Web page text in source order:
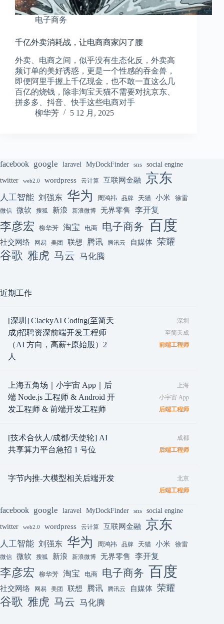
电子商务
千亿外卖消耗战，让电商商家闪了腰
外卖、电商之间，似乎没有生态化反，外卖高
频订单的美好诱惑，更是一个性感的吞金兽，
即便阿里手握上千亿现金，也不敢一直这么几
百亿的烧钱，除非淘宝天猫不需要对抗京东、
拼多多、抖音、快手这些电商对手
柳华芳
5 12 月, 2025
facebook google laravel MyDockFinder sns social engine
twitter web2.0 wordpress 云计算 互联网金融 京东
人工智能 刘强东 华为 周鸿祎 品牌 天猫 小米 徐雷
微信 微软 搜狐 新浪 新浪微博 无界零售 李开复
李彦宏 柳华芳 淘宝 电商 电子商务 百度
社交网络 网易 美团 联想 腾讯 腾讯云 自媒体 荣耀
谷歌 雅虎 马云 马化腾
近期工作
[深圳] ClackyAI Coding(至简天
成)招聘资深前端开发工程师
（AI 方向，高薪+原始股）2
人
深圳
至简天成
前端工程师
上海五角场｜小宇宙 App｜后
端 Node.js 工程师 & Android 开
发工程师 & 前端开发工程师
上海
小宇宙 App
后端工程师
[技术合伙人/成都/天使轮] AI
共享算力平台急招 1 号位
成都
后端工程师
字节内推-大模型相关后端开发
北京
后端工程师
facebook google laravel MyDockFinder sns social engine
twitter web2.0 wordpress 云计算 互联网金融 京东
人工智能 刘强东 华为 周鸿祎 品牌 天猫 小米 徐雷
微信 微软 搜狐 新浪 新浪微博 无界零售 李开复
李彦宏 柳华芳 淘宝 电商 电子商务 百度
社交网络 网易 美团 联想 腾讯 腾讯云 自媒体 荣耀
谷歌 雅虎 马云 马化腾